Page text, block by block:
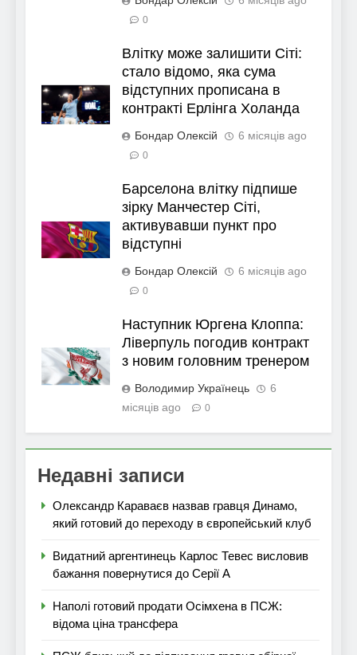
0
Влітку може залишити Сіті:
стало відомо, яка сума
відступних прописана в
контракті Ерлінга Холанда
Бондар Олексій 6 місяців ago
0
Барселона влітку підпише
зірку Манчестер Сіті,
активувавши пункт про
відступні
Бондар Олексій 6 місяців ago
0
Наступник Юргена Клоппа:
Ліверпуль погодив контракт
з новим головним тренером
Володимир Українець
6
місяців ago
0
Недавні записи
Олександр Караваєв назвав гравця Динамо,
який готовий до переходу в європейський клуб
Видатний аргентинець Карлос Тевес висловив
бажання повернутися до Серії А
Наполі готовий продати Осімхена в ПСЖ:
відома ціна трансфера